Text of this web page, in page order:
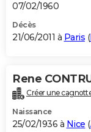
07/02/1960
Décès
21/06/2011 à Paris (
Rene
Créer une
Naissance
25/02/1936 à Nice (